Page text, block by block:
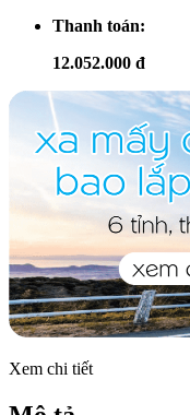
Thanh toán:
12.052.000 đ
Xem chi tiết